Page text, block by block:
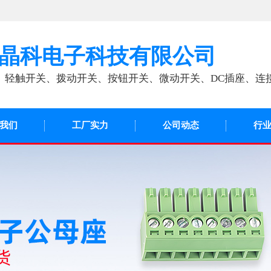
科电子科技有限公司
轻触开关、拨动开关、按钮开关、微动开关、DC插座、连
们 工厂实力 公司动态 行